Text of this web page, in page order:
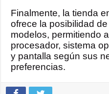
Finalmente, la tienda
ofrece la posibilidad
modelos, permitiendo
procesador, sistema
y pantalla según sus
preferencias.